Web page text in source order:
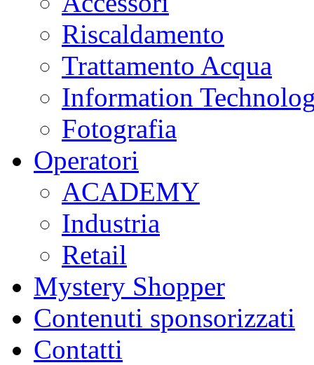
Riscaldamento
Trattamento Acqua
Information
Fotografia
Operatori
ACADEMY
Industria
Retail
Mystery Shopper
Contenuti sponsorizzati
Contatti